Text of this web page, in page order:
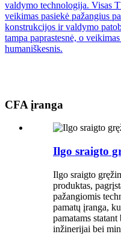
CFA įranga
Ilgo sraigto
Ilgo sraigto
produktas,
pažangiomis
pamatų įranga,
pamatams
inžinerijai bei